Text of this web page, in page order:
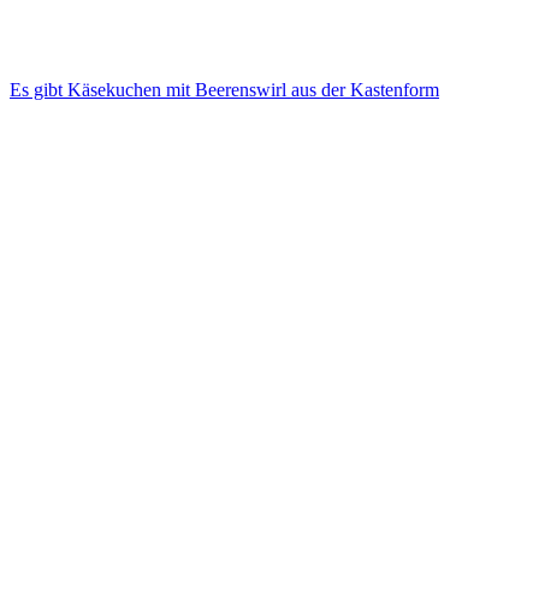
Es gibt Käsekuchen mit Beerenswirl aus der Kastenform